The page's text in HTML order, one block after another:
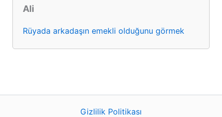
Ali
Rüyada arkadaşın emekli olduğunu görmek
Gizlilik Politikası